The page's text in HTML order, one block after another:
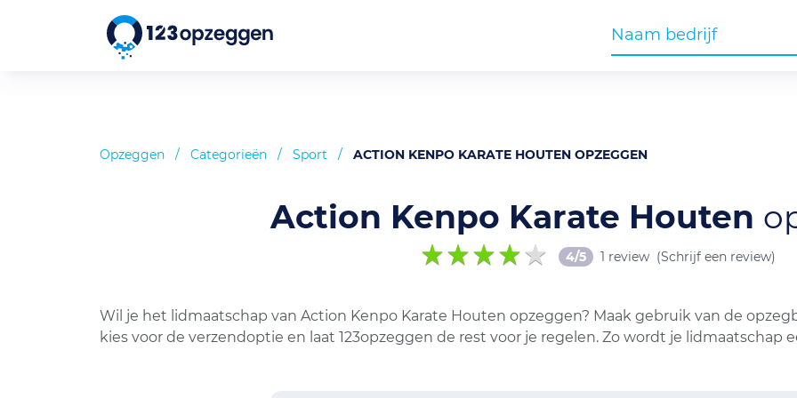
Opzeggen / Categorieën / Sport / ACTION KENPO KARATE HOUTEN OPZEGGEN
Action Kenpo Karate Houten
4/5 1 review (Schrijf een review)
Wil je het lidmaatschap van Action Kenpo Karate Houten opzeggen? Maak gebruik van de
kies voor de verzendoptie en laat 123opzeggen de rest voor je regelen. Zo wordt je lidmaatschap